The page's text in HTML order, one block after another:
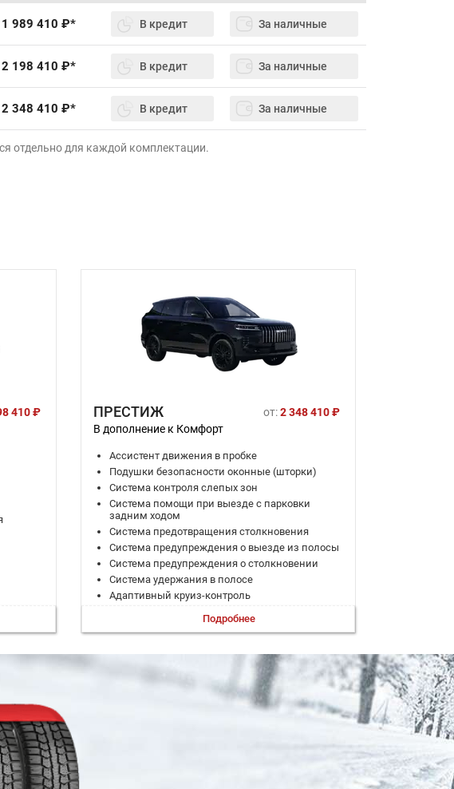
1 989 410 ₽* В кредит За наличные
2 198 410 ₽* В кредит За наличные
2 348 410 ₽* В кредит За наличные
отдельно для каждой комплектации.
410 ₽
ПРЕСТИЖ от:2 348 410 ₽
В дополнение к Комфорт
Ассистент движения в пробке
Подушки безопасности оконные (шторки)
Система контроля слепых зон
Система помощи при выезде с парковки
задним ходом
Система предотвращения столкновения
Система предупреждения о выезде из полосы
Система предупреждения о столкновении
Система удержания в полосе
Адаптивный круиз-контроль
Парктроник передний
Панорамная крыша / лобовое стекло
Электрорегулировка передних сидений
Беспроводная зарядка для смартфона
Система управления дальним светом
Подробнее